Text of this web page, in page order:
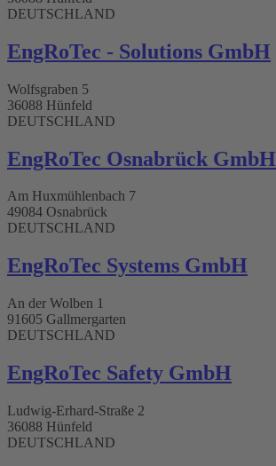
DEUTSCHLAND
EngRoTec - Solutions GmbH
Wolfsgraben 5
36088 Hünfeld
DEUTSCHLAND
EngRoTec Osnabrück GmbH​
Am Huxmühlenbach 7
49084 Osnabrück
DEUTSCHLAND
EngRoTec Systems GmbH​
An der Wolben 1
91605 Gallmergarten
DEUTSCHLAND
EngRoTec Safety GmbH
Ludwig-Erhard-Straße 2
36088 Hünfeld
DEUTSCHLAND